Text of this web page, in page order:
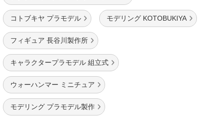
コトブキヤ プラモデル モデリング KOTOBUKIYA
フィギュア 長谷川製作所
キャラクタープラモデル 組立式
ウォーハンマー ミニチュア
モデリング プラモデル製作